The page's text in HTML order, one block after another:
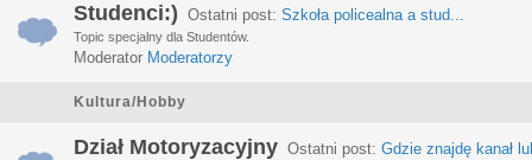
Studenci:) Ostatni post: Szkoła policealna a stud...
Topic specjalny dla Studentów.
Moderator Moderatorzy
Kultura/Hobby
Dział Motoryzacyjny Ostatni post: Gdzie znajdę kanał